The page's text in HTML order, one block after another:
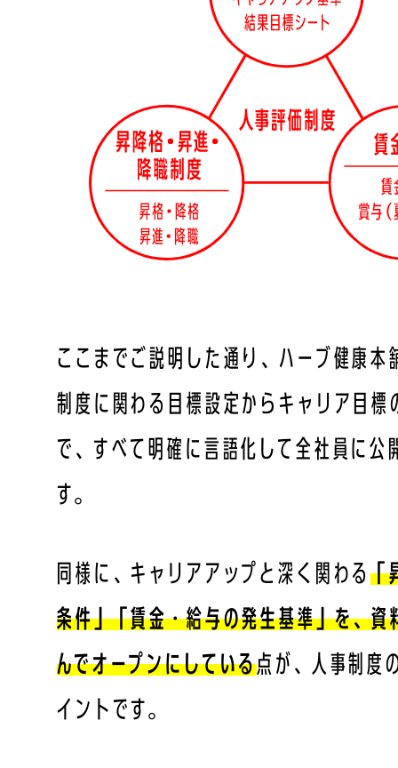
ここまでご説明した通り、ハーブ健康本
制度に関わる目標設定からキャリア目標
で、すべて明確に言語化して全社員に公
す。
同様に、キャリアアップと深く関わる「
条件」「賃金・給与の発生基準」を、資
んでオープンにしている点が、人事制度
イントです。